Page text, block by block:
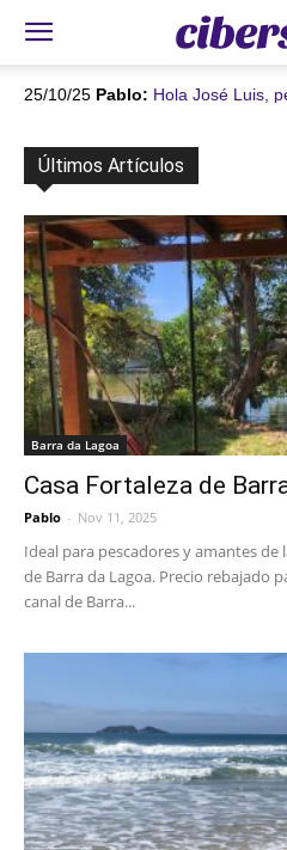
25/10/25 Pablo: Hola José Luis,
AVISAME POR FAVOR si te llegó
todos los datos bien. Ánimo que
Últimos Artículos
Barra da Lagoa
Casa Fortaleza de
Pablo - Nov 11, 2025
Ideal para pescadores y amantes de
de Barra da Lagoa. Precio rebajado
canal de Barra...